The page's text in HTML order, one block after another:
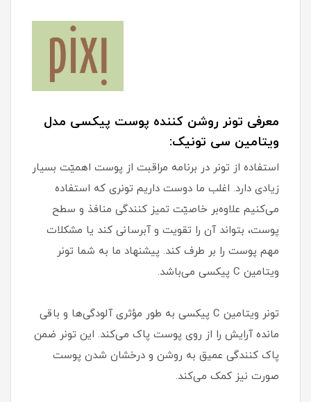
معرفی تونر روشن کننده پوست پیکسی مدل
ویتامین سی تونیک:
استفاده از تونر در برنامه مراقبت از پوست اهمیّت بسیار
زیادی دارد. اغلب ما دوست داریم تونری که استفاده
می‌کنیم علاوه‌بر خاصیّت تمیز کنندگی منافذ و سطح
پوست، بتواند آن را تقویت و آبرسانی کند یا مشکلات
مهم پوست را بر طرف کند. پیشنهاد ما به شما تونر
ویتامین C پیکسی می‌باشد.
تونر ویتامین C پیکسی به طور مؤثری آلودگی‌ها و باقی
مانده آرایش را از روی پوست پاک می‌کند. این تونر ضمن
پاک کنندگی عمیق به روشن و درخشان شدن پوست
صورت نیز کمک می‌کند.